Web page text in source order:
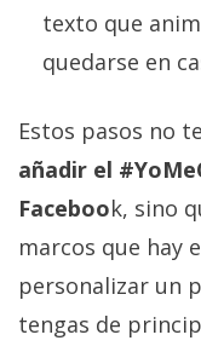
texto que
quedarse en
Estos pasos no
añadir el
Facebook, sino
marcos que hay
personalizar un
tengas de